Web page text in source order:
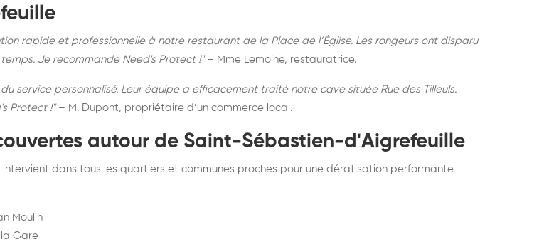
rapide et professionnelle à notre restaurant de la Place de l’Église. Les rongeurs ont disparu
temps. Je recommande Need's Protect !" – Mme Lemoine, restauratrice.
du service personnalisé. Leur équipe a efficacement traité notre cave située Rue des Tilleuls.
Protect !" – M. Dupont, propriétaire d’un commerce local.
autour de Saint-Sébastien-d'Aigrefeuille
intervient dans tous les quartiers et communes proches pour une dératisation performante,
Moulin
la Gare